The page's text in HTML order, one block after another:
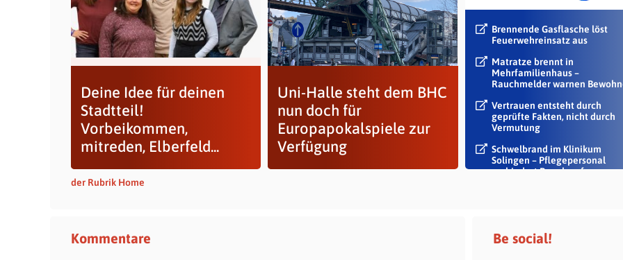
Deine Idee für deinen
Stadtteil!
Vorbeikommen,
mitreden, Elberfeld...
Uni-Halle steht dem BHC
nun doch für
Europapokalspiele zur
Verfügung
Brennende Gasflasche löst
Feuerwehreinsatz aus
Matratze brennt in
Mehrfamilienhaus –
Rauchmelder warnen
Vertrauen entsteht durch
geprüfte Fakten, nicht durch
Vermutung
Schwelbrand im Klinikum
Solingen – Pflegepersonal
verhindert Rauch auf...
der Rubrik Home
Kommentare Be social!